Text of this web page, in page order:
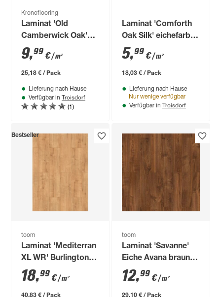
Kronoflooring
Laminat 'Old
Camberwick Oak'
Holznachbildung 8
mm
9,99 €/ m²
25,18 € / Pack
Lieferung nach Hause
Verfügbar in Troisdorf
(1)
Laminat 'Comforth
Oak Silk' eichefarben
6 mm
5,99 €/ m²
18,03 € / Pack
Lieferung nach Hause
Nur wenige verfügbar
Verfügbar in Troisdorf
Bestseller
toom
Laminat 'Mediterran
XL WR' Burlington
Eiche naturfarben
wasserresistent 8
mm
18,99 €/ m²
40,83 € / Pack
toom
Laminat 'Savanne'
Eiche Avana braun 7
mm
12,99 €/ m²
29,10 € / Pack